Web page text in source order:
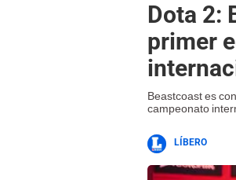
Dota 2:
primer
Beastcoast es
campeonato
LÍBERO